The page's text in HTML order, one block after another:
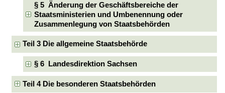
§ 5 Änderung der Geschäftsbereiche der
Staatsministerien und Umbenennung oder
Zusammenlegung von Staatsbehörden
Teil 3 Die allgemeine Staatsbehörde
§ 6 Landesdirektion Sachsen
Teil 4 Die besonderen Staatsbehörden